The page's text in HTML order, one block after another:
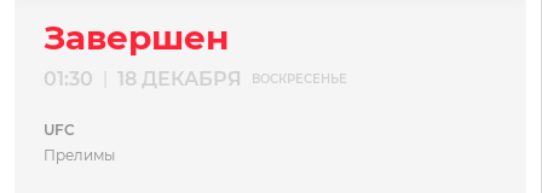
Завершен
01:30 18 ДЕКАБРЯ ВОСКРЕСЕНЬЕ
UFC
Прелимы